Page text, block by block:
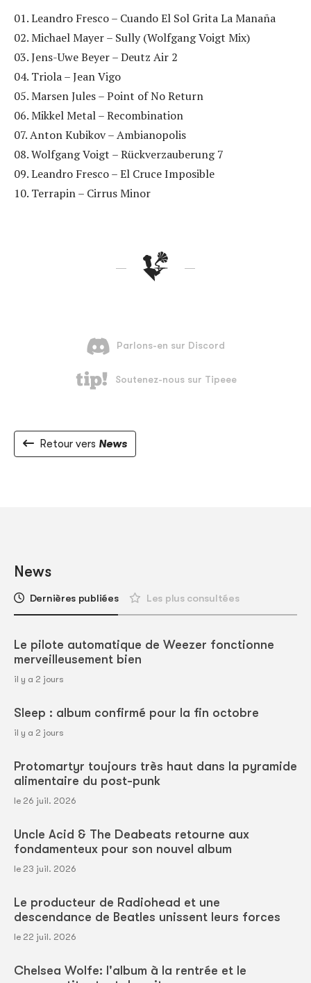
01. Leandro Fresco – Cuando El Sol Grita La Manaña
02. Michael Mayer – Sully (Wolfgang Voigt Mix)
03. Jens-Uwe Beyer – Deutz Air 2
04. Triola – Jean Vigo
05. Marsen Jules – Point of No Return
06. Mikkel Metal – Recombination
07. Anton Kubikov – Ambianopolis
08. Wolfgang Voigt – Rückverzauberung 7
09. Leandro Fresco – El Cruce Imposible
10. Terrapin – Cirrus Minor
Retour vers News
News
Dernières publiées Les plus consultées
Le pilote automatique de Weezer fonctionne
merveilleusement bien
il y a 2 jours
Sleep : album confirmé pour la fin octobre
il y a 2 jours
Protomartyr toujours très haut dans la pyramide
alimentaire du post-punk
le 26 juil. 2026
Uncle Acid & The Deabeats retourne aux
fondamenteux pour son nouvel album
le 23 juil. 2026
Le producteur de Radiohead et une
descendance de Beatles unissent leurs forces
le 22 juil. 2026
Chelsea Wolfe: l'album à la rentrée et le